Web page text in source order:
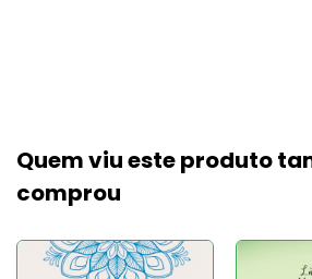
Quem viu este produto
comprou